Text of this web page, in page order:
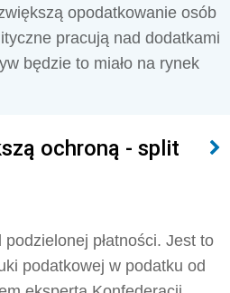
opodatkowanie osób
pracują nad dodatkami
będzie to miało na rynek
ochroną - split
płatności. Jest to
podatkowej w podatku od